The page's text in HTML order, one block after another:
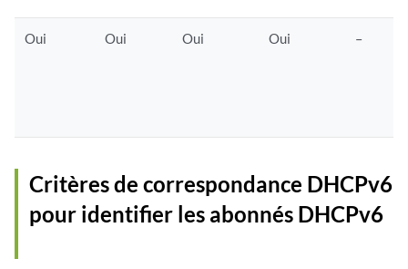
Oui Oui Oui Oui –
Critères de correspondance DHCPv6
pour identifier les abonnés DHCPv6